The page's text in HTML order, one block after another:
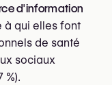
d'information
à qui elles font
de santé
sociaux
%).